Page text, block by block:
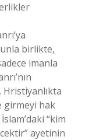
birlikte,
imanla
Hristiyanlıkta
girmeyi hak
“kim
ayetinin